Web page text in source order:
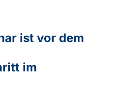
ist vor dem
im